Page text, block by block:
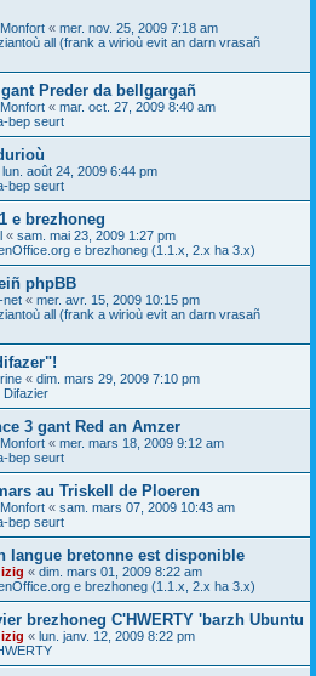
« mer. nov. 25, 2009 7:18 am
all (frank a wirioù evit an darn vrasañ
Preder da bellgargañ
« mar. oct. 27, 2009 8:40 am
bep seurt
lun. août 24, 2009 6:44 pm
bep seurt
e brezhoneg
« sam. mai 23, 2009 1:27 pm
e brezhoneg (1.1.x, 2.x ha 3.x)
phpBB
net « mer. avr. 15, 2009 10:15 pm
all (frank a wirioù evit an darn vrasañ
« dim. mars 29, 2009 7:10 pm
Difazier
3 gant Red an Amzer
« mer. mars 18, 2009 9:12 am
bep seurt
au Triskell de Ploeren
« sam. mars 07, 2009 10:43 am
bep seurt
langue bretonne est disponible
« dim. mars 01, 2009 8:22 am
e brezhoneg (1.1.x, 2.x ha 3.x)
brezhoneg C'HWERTY 'barzh Ubuntu
« lun. janv. 12, 2009 8:22 pm